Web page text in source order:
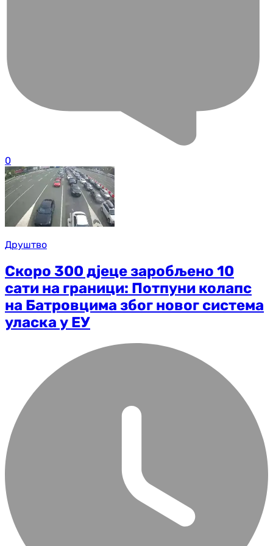
0
Друштво
Скоро 300 д‌јеце заробљено 10
сати на граници: Потпуни колапс
на Батровцима због новог система
уласка у ЕУ